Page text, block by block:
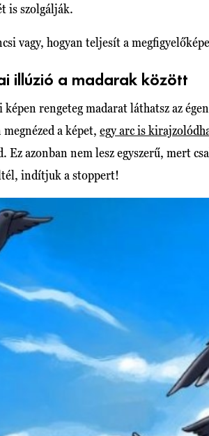
is szolgálják.
vagy, hogyan teljesít a
illúzió a madarak között
képen rengeteg madarat láthatsz az
megnézed a képet, egy arc is
Ez azonban nem lesz egyszerű, mert
indítjuk a stoppert!